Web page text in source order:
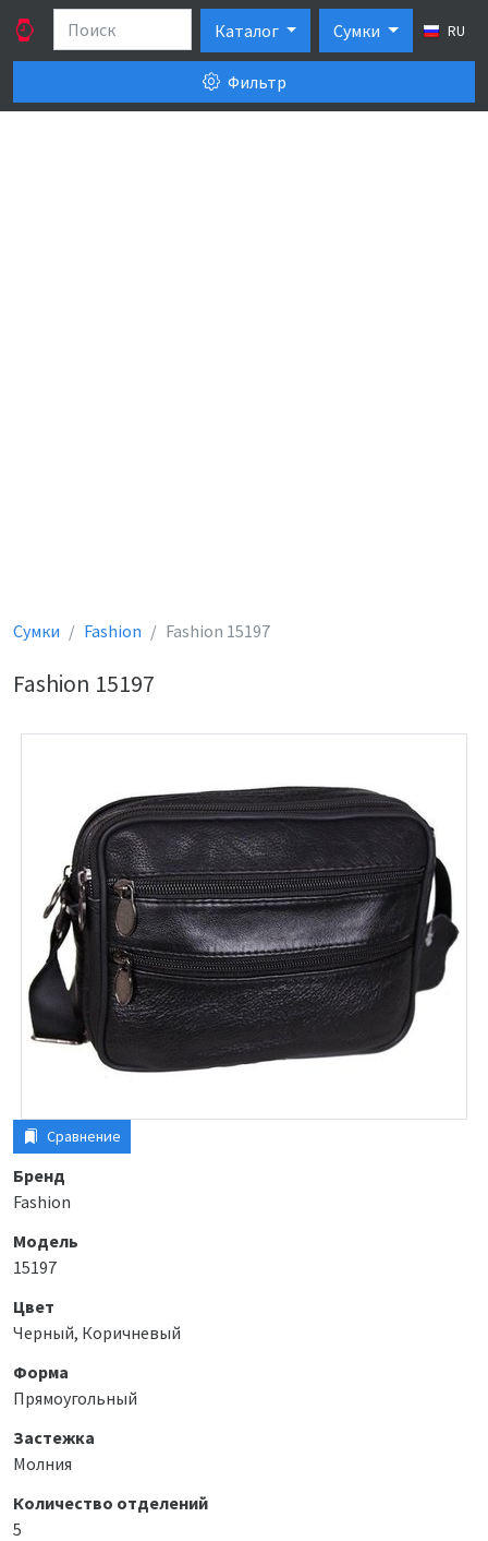
Каталог Сумки RU
Фильтр
Сумки Fashion Fashion 15197
Fashion 15197
Сравнение
Бренд
Fashion
Модель
15197
Цвет
Черный, Коричневый
Форма
Прямоугольный
Застежка
Молния
Количество отделений
5